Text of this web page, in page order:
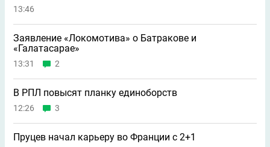
13:46
Заявление «Локомотива» о Батракове и
«Галатасарае»
13:31 2
В РПЛ повысят планку единоборств
12:26 3
Пруцев начал карьеру во Франции с 2+1